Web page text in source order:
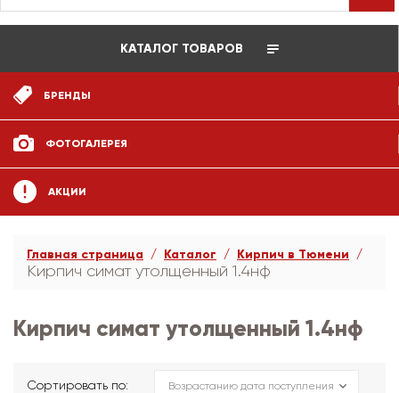
КАТАЛОГ ТОВАРОВ
БРЕНДЫ
ФОТОГАЛЕРЕЯ
АКЦИИ
Главная страница Каталог Кирпич в Тюмени
Кирпич симат утолщенный 1.4нф
Кирпич симат утолщенный 1.4нф
Сортировать по: